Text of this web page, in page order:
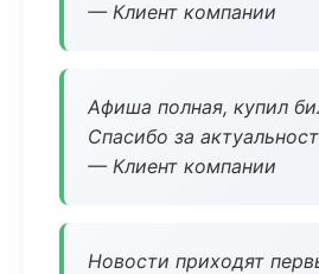
— Клиент компании
Афиша полная, купил
Спасибо за
— Клиент компании
Новости приходят